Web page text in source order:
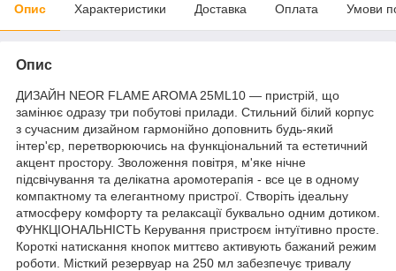
Опис Характеристики Доставка Оплата Умови
Опис
ДИЗАЙН NEOR FLAME AROMA 25ML10 — пристрій, що
замінює одразу три побутові прилади. Стильний білий корпус
з сучасним дизайном гармонійно доповнить будь-який
інтер'єр, перетворюючись на функціональний та естетичний
акцент простору. Зволоження повітря, м'яке нічне
підсвічування та делікатна аромотерапія - все це в одному
компактному та елегантному пристрої. Створіть ідеальну
атмосферу комфорту та релаксації буквально одним дотиком.
ФУНКЦІОНАЛЬНІСТЬ Керування пристроєм інтуїтивно просте.
Короткі натискання кнопок миттєво активують бажаний режим
роботи. Місткий резервуар на 250 мл забезпечує тривалу